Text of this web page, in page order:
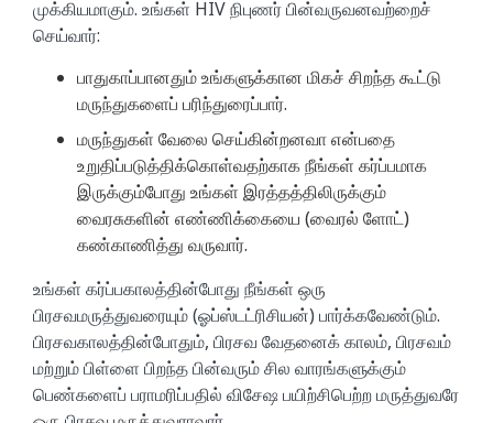
முக்கியமாகும். உங்கள் HIV நிபுணர் பின்வருவனவற்றைச்
செய்வார்:
பாதுகாப்பானதும் உங்களுக்கான மிகச் சிறந்த கூட்டு
மருந்துகளைப் பரிந்துரைப்பார்.
மருந்துகள் வேலை செய்கின்றனவா என்பதை
உறுதிப்படுத்திக்கொள்வதற்காக நீங்கள் கர்ப்பமாக
இருக்கும்போது உங்கள் இரத்தத்திலிருக்கும்
வைரசுகளின் எண்ணிக்கையை (வைரல் ளோட்)
கண்காணித்து வருவார்.
உங்கள் கர்ப்பகாலத்தின்போது நீங்கள் ஒரு
பிரசவமருத்துவரையும் (ஓப்ஸ்டட்ரிசியன்) பார்க்கவேண்டும்.
பிரசவகாலத்தின்போதும், பிரசவ வேதனைக் காலம், பிரசவம்
மற்றும் பிள்ளை பிறந்த பின்வரும் சில வாரங்களுக்கும்
பெண்களைப் பராமரிப்பதில் விசேஷ பயிற்சிபெற்ற மருத்துவரே